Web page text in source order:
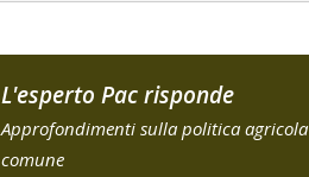
L'esperto Pac risponde
Approfondimenti sulla politica agricola
comune